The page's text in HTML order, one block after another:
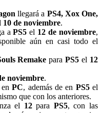
llegará a PS4, Xox One,
10 de noviembre.
aPS5 el 12 de noviembre,
aún en casi todo el
Remake paraPS5 el 12
noviembre.
enPC, además de en PS5el
que con los anteriores.
el 12para PS5, con las